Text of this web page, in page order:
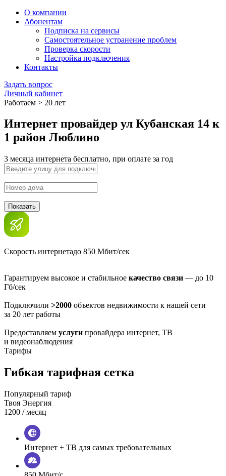
О компании
Абонентам
Подписка на сервисы
Самостоятельное устранение проблем
Проверка скорости
Настройка подключения
Контакты
Задать вопрос
Личный кабинет
Работаем > 20 лет
Интернет провайдер ул Кубанская 14 к
1 район Люблино
3 месяца интернета бесплатно, при оплате за год
Показать
Скорость интернетадо 850 Мбит/сек
Гарантируем высокое и стабильное качество связи — до 10
Гб/сек
Подключили >2000 объектов недвижимости к нашей сети
за 20 лет работы
Предоставляем услуги провайдера интернет, ТВ
и видеонаблюдения
Тарифы
Гибкая тарифная сетка
Популярный тариф
Твоя Энергия
1200 / месяц
Интернет + ТВ для самых требовательных